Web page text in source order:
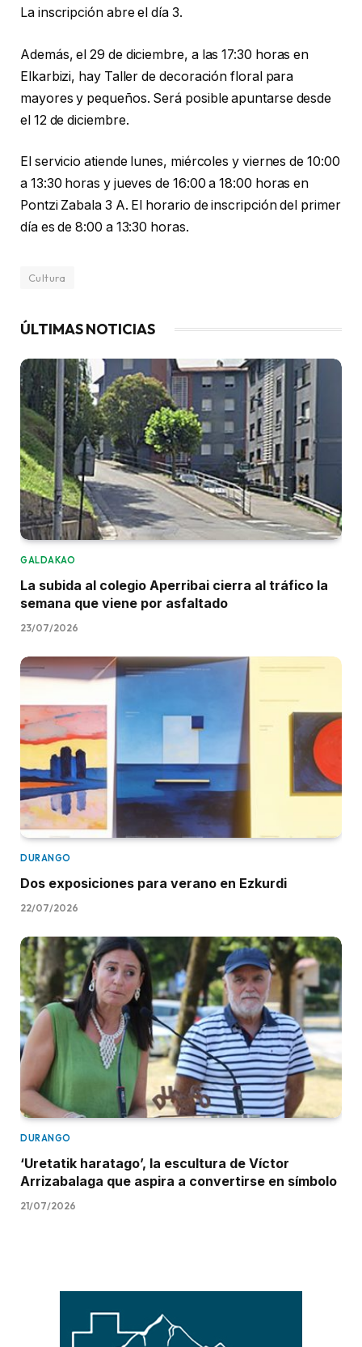
La inscripción abre el día 3.
Además, el 29 de diciembre, a las 17:30 horas en
Elkarbizi, hay Taller de decoración floral para
mayores y pequeños. Será posible apuntarse desde
el 12 de diciembre.
El servicio atiende lunes, miércoles y viernes de 10:00
a 13:30 horas y jueves de 16:00 a 18:00 horas en
Pontzi Zabala 3 A. El horario de inscripción del primer
día es de 8:00 a 13:30 horas.
Cultura
ÚLTIMAS NOTICIAS
GALDAKAO
La subida al colegio Aperribai cierra al tráfico la
semana que viene por asfaltado
23/07/2026
DURANGO
Dos exposiciones para verano en Ezkurdi
22/07/2026
DURANGO
‘Uretatik haratago’, la escultura de Víctor
Arrizabalaga que aspira a convertirse en símbolo
21/07/2026